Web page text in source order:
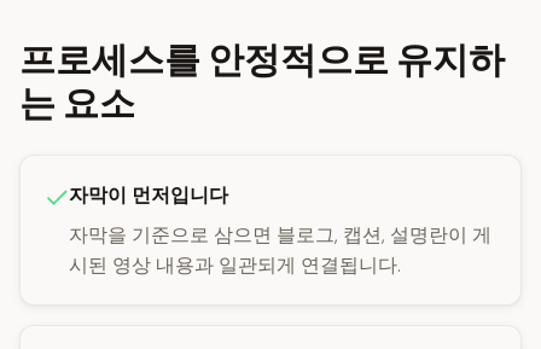
프로세스를 안정적으로 유지하
는 요소
자막이 먼저입니다
자막을 기준으로 삼으면 블로그, 캡션, 설명란이 게
시된 영상 내용과 일관되게 연결됩니다.